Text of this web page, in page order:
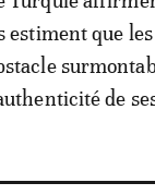
estiment que
de